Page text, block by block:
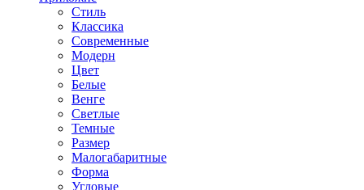
Стиль
Классика
Современные
Модерн
Цвет
Белые
Венге
Светлые
Темные
Размер
Малогабаритные
Форма
Угловые